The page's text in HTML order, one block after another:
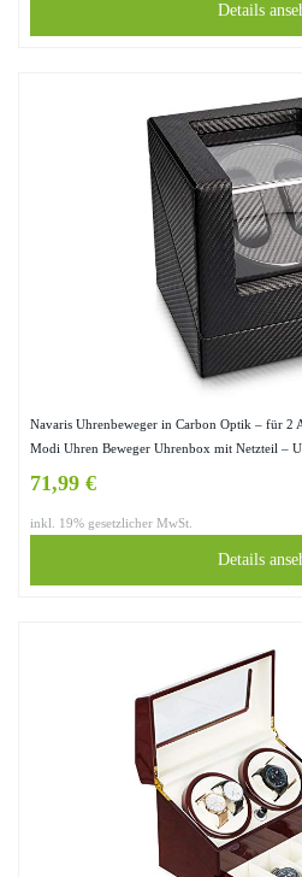
Details
Navaris Uhrenbeweger in Carbon Optik – für
Modi Uhren Beweger Uhrenbox mit Netzteil –
71,99 €
inkl. 19% gesetzlicher MwSt.
Details